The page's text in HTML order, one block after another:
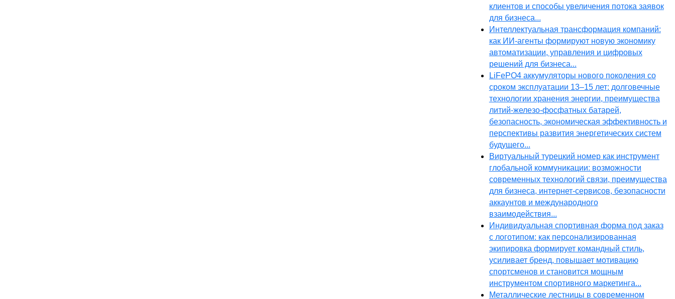
клиентов и способы увеличения потока заявок
для бизнеса...
Интеллектуальная трансформация компаний:
как ИИ-агенты формируют новую экономику
автоматизации, управления и цифровых
решений для бизнеса...
LiFePO4 аккумуляторы нового поколения со
сроком эксплуатации 13–15 лет: долговечные
технологии хранения энергии, преимущества
литий-железо-фосфатных батарей,
безопасность, экономическая эффективность и
перспективы развития энергетических систем
будущего...
Виртуальный турецкий номер как инструмент
глобальной коммуникации: возможности
современных технологий связи, преимущества
для бизнеса, интернет-сервисов, безопасности
аккаунтов и международного
взаимодействия...
Индивидуальная спортивная форма под заказ
с логотипом: как персонализированная
экипировка формирует командный стиль,
усиливает бренд, повышает мотивацию
спортсменов и становится мощным
инструментом спортивного маркетинга...
Металлические лестницы в современном